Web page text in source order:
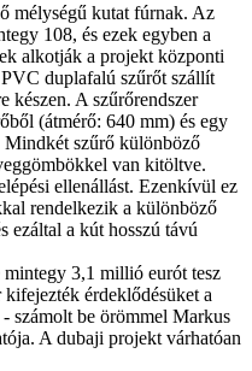
mélységű kutat fúrnak. Az
108, és ezek egyben a
alkotják a projekt központi
duplafalú szűrőt szállít
készen. A szűrőrendszer
(átmérő: 640 mm) és egy
Mindkét szűrő különböző
van kitöltve.
ellenállást. Ezenkívül ez
rendelkezik a különböző
ezáltal a kút hosszú távú
3,1 millió eurót tesz
érdeklődésüket a
számolt be örömmel Markus
A dubaji projekt várhatóan